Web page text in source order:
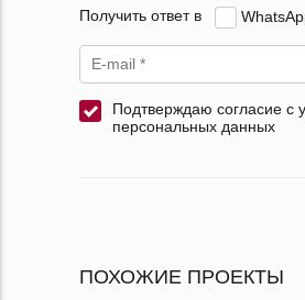
Получить ответ в
Подтверждаю согласие с
персональных данных
ПОХОЖИЕ ПРОЕКТЫ